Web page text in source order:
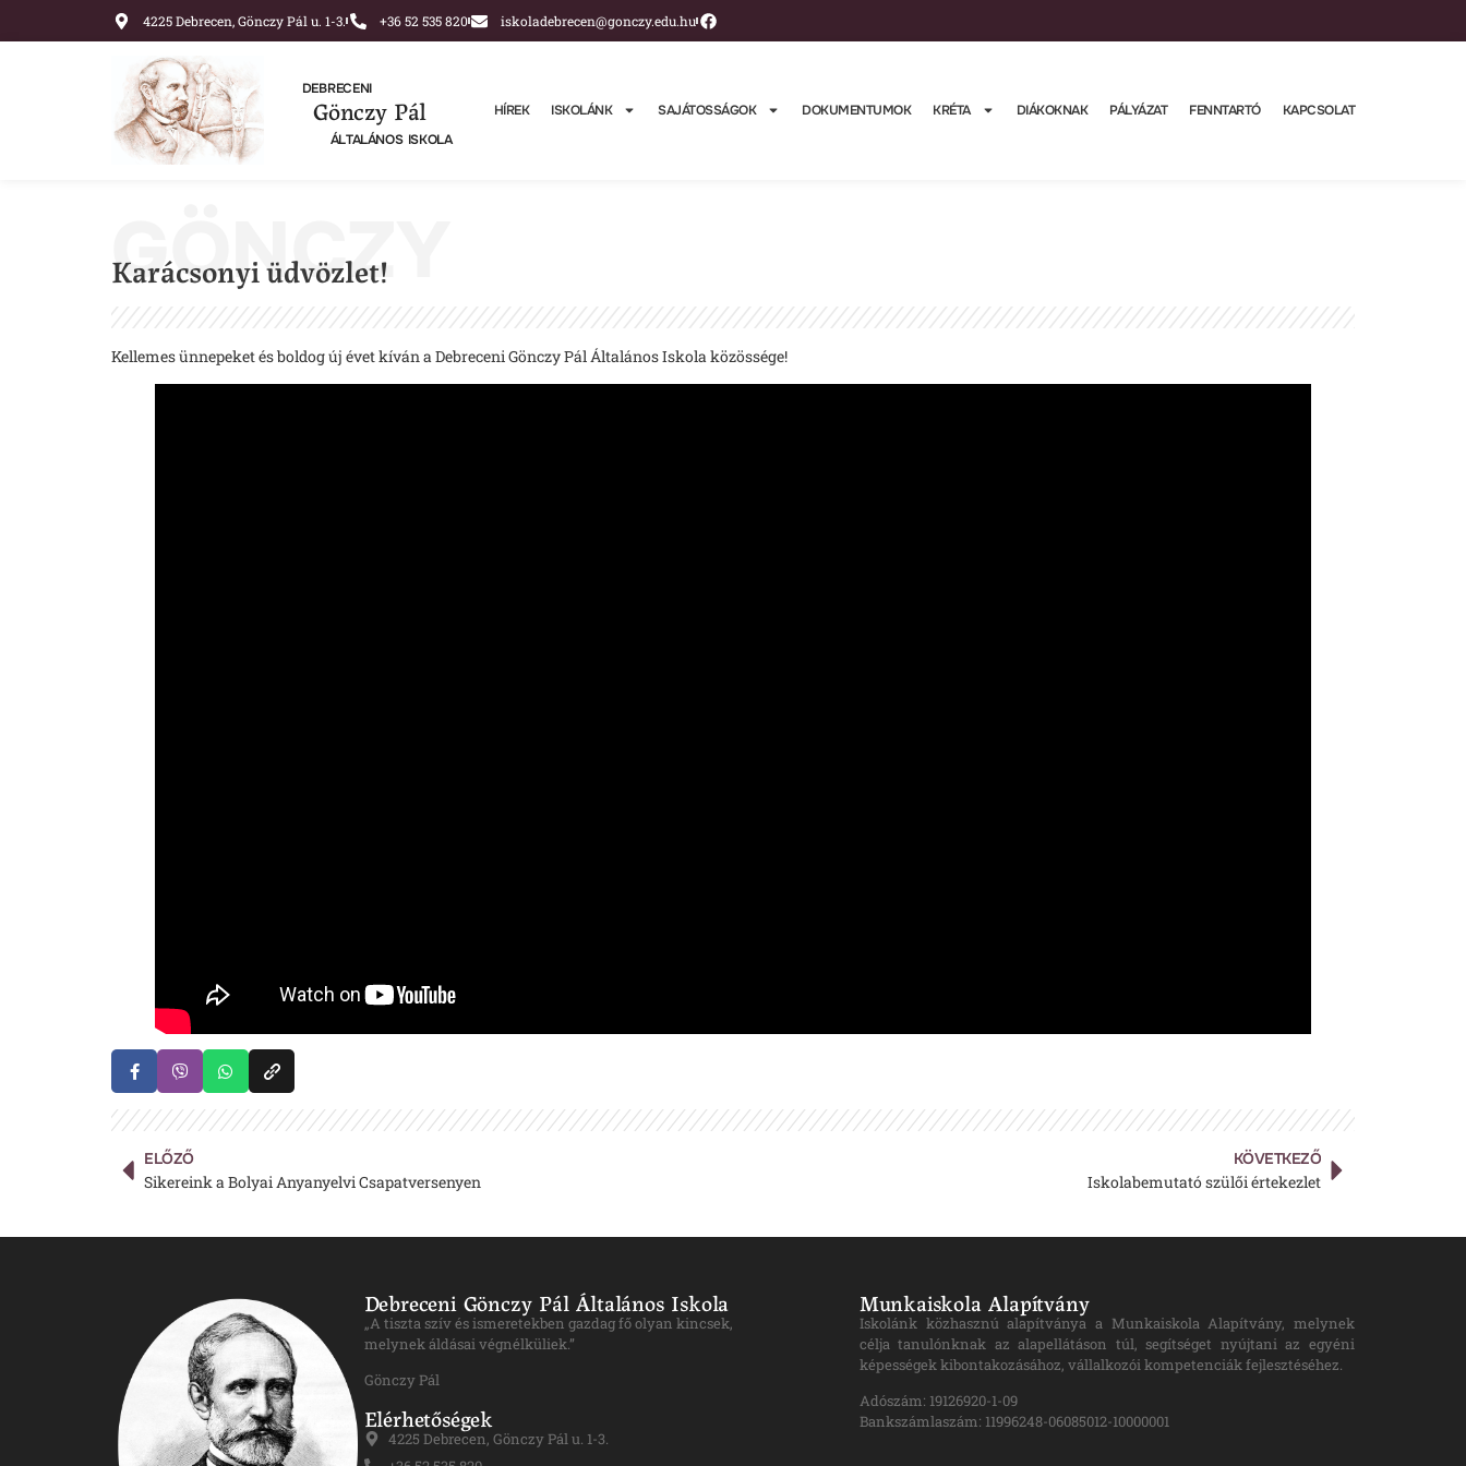
4225 Debrecen, Gönczy Pál u. 1-3. +36 52 535 820 iskoladebrecen@gonczy.edu.hu
DEBRECENI
Gönczy Pál
ÁLTALÁNOS ISKOLA
HÍREK ISKOLÁNK SAJÁTOSSÁGOK DOKUMENTUMOK KRÉTA DIÁKOKNAK PÁLYÁZAT FENNTARTÓ KAPCSOLAT
GÖNCZY
Karácsonyi üdvözlet!
Kellemes ünnepeket és boldog új évet kíván a Debreceni Gönczy Pál Általános Iskola közössége!
ELŐZŐ
Sikereink a Bolyai Anyanyelvi Csapatversenyen
KÖVETKEZŐ
Iskolabemutató szülői értekezlet
Debreceni Gönczy Pál Általános Iskola
„A tiszta szív és ismeretekben gazdag fő olyan kincsek,
melynek áldásai végnélküliek.”
Gönczy Pál
Elérhetőségek
4225 Debrecen, Gönczy Pál u. 1-3.
Munkaiskola Alapítvány
Iskolánk közhasznú alapítványa a Munkaiskola Alapítvány, melynek
célja tanulónknak az alapellátáson túl, segítséget nyújtani az egyéni
képességek kibontakozásához, vállalkozói kompetenciák fejlesztéséhez.
Adószám: 19126920-1-09
Bankszámlaszám: 11996248-06085012-10000001